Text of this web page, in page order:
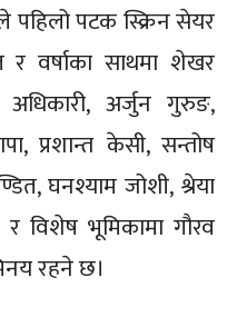
पहिलो पटक स्क्रिन सेयर
वर्षाका साथमा शेखर
अधिकारी, अर्जुन गुरुङ,
प्रशान्त केसी, सन्तोष
घनश्याम जोशी, श्रेया
र विशेष भूमिकामा गौरव
रहने छ।